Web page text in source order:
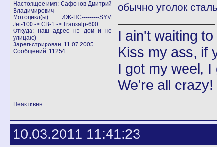
Настоящее имя: Сафонов Дмитрий
Владимирович
Мотоцикл(ы): ИЖ-ПС---------SYM
Jet-100 -> CB-1 -> Transalp-600
Откуда: наш адрес не дом и не
улица(с)
Зарегистрирован: 11.07.2005
Сообщений: 11254
обычно уголок
I ain't waiting
Kiss my ass, if
I got my weel,
We're all
Неактивен
10.03.2011 11:41:23